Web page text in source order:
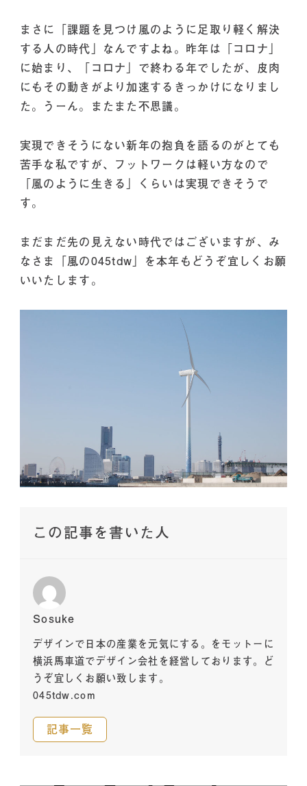
まさに「課題を見つけ風のように足取り軽く解決
する人の時代」なんですよね。昨年は「コロナ」
に始まり、「コロナ」で終わる年でしたが、皮肉
にもその動きがより加速するきっかけになりまし
た。うーん。またまた不思議。
実現できそうにない新年の抱負を語るのがとても
苦手な私ですが、フットワークは軽い方なので
「風のように生きる」くらいは実現できそうで
す。
まだまだ先の見えない時代ではございますが、み
なさま「風の045tdw」を本年もどうぞ宜しくお願
いいたします。
この記事を書いた人
Sosuke
デザインで日本の産業を元気にする。をモットーに
横浜馬車道でデザイン会社を経営しております。ど
うぞ宜しくお願い致します。
045tdw.com
記事一覧